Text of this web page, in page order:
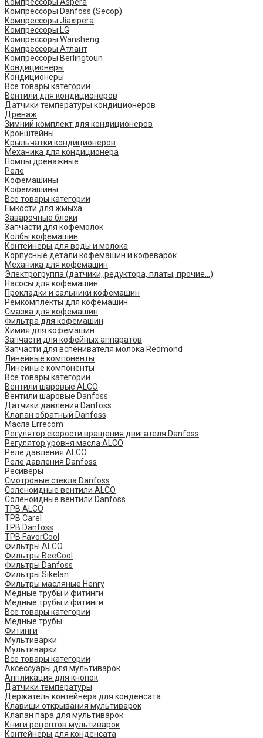
Компрессоры Aspera
Компрессоры Danfoss (Secop)
Компрессоры Jiaxipera
Компрессоры LG
Компрессоры Wansheng
Компрессоры Атлант
Компрессоры Berlingtoun
Кондиционеры
Кондиционеры
Все товары категории
Вентили для кондиционеров
Датчики температуры кондиционеров
Дренаж
Зимний комплект для кондиционеров
Кронштейны
Крыльчатки кондиционеров
Механика для кондиционера
Помпы дренажные
Реле
Кофемашины
Кофемашины
Все товары категории
Емкости для жмыха
Заварочные блоки
Запчасти для кофемолок
Колбы кофемашин
Контейнеры для воды и молока
Корпусные детали кофемашин и кофеварок
Механика для кофемашин
Электрогруппа (датчики, редуктора, платы, прочие...)
Насосы для кофемашин
Прокладки и сальники кофемашин
Ремкомплекты для кофемашин
Смазка для кофемашин
Фильтра для кофемашин
Химия для кофемашин
Запчасти для кофейных аппаратов
Запчасти для вспенивателя молока Redmond
Линейные компоненты
Линейные компоненты
Все товары категории
Вентили шаровые ALCO
Вентили шаровые Danfoss
Датчики давления Danfoss
Клапан обратный Danfoss
Масла Errecom
Регулятор скорости вращения двигателя Danfoss
Регулятор уровня масла ALCO
Реле давления ALCO
Реле давления Danfoss
Ресиверы
Смотровые стекла Danfoss
Соленоидные вентили ALCO
Соленоидные вентили Danfoss
ТРВ ALCO
ТРВ Carel
ТРВ Danfoss
ТРВ FavorCool
Фильтры ALCO
Фильтры BeeCool
Фильтры Danfoss
Фильтры Sikelan
Фильтры масляные Henry
Медные трубы и фитинги
Медные трубы и фитинги
Все товары категории
Медные трубы
Фитинги
Мультиварки
Мультиварки
Все товары категории
Аксессуары для мультиварок
Аппликация для кнопок
Датчики температуры
Держатель контейнера для конденсата
Клавиши открывания мультиварок
Клапан пара для мультиварок
Книги рецептов мультиварок
Контейнеры для конденсата